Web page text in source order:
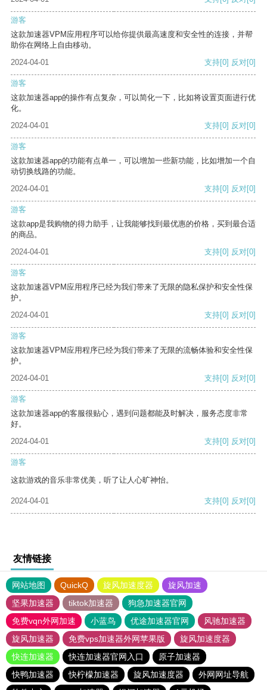
游客
这款加速器VPM应用程序可以给你提供最高速度和安全性的连接，并帮
助你在网络上自由移动。
2024-04-01
支持[0] 反对[0]
游客
这款加速器app的操作有点复杂，可以简化一下，比如将设置页面进行优
化。
2024-04-01
支持[0] 反对[0]
游客
这款加速器app的功能有点单一，可以增加一些新功能，比如增加一个自
动切换线路的功能。
2024-04-01
支持[0] 反对[0]
游客
这款app是我购物的得力助手，让我能够找到最优惠的价格，买到最合适
的商品。
2024-04-01
支持[0] 反对[0]
游客
这款加速器VPM应用程序已经为我们带来了无限的隐私保护和安全性保
护。
2024-04-01
支持[0] 反对[0]
游客
这款加速器VPM应用程序已经为我们带来了无限的流畅体验和安全性保
护。
2024-04-01
支持[0] 反对[0]
游客
这款加速器app的客服很贴心，遇到问题都能及时解决，服务态度非常
好。
2024-04-01
支持[0] 反对[0]
游客
这款游戏的音乐非常优美，听了让人心旷神怡。
2024-04-01 支持[0] 反对[0]
友情链接
网站地图 QuickQ 旋风加速度器
旋风加速
坚果加速器
tiktok加速器
狗急加速器官网
免费vqn外网加速
小蓝鸟 优途加速器官网
风驰加速器
旋风加速器
免费vps加速器外网苹果版
旋风加速度器
快连加速器
快连加速器官网入口
原子加速器
快鸭加速器
快柠檬加速器 旋风加速度器
外网网址导航